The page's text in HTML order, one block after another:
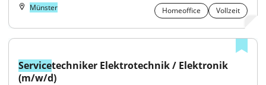
Münster Homeoffice Vollzeit
Servicetechniker Elektrotechnik / Elektronik
(m/w/d)